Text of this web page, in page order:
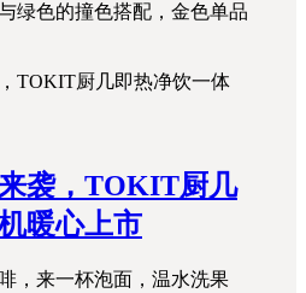
绿色的撞色搭配，金色单品
袭，TOKIT厨几
暖心上市
，来一杯泡面，温水洗果